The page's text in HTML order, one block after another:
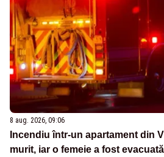
8 aug. 2026, 09:06
Incendiu într-un apartament din
murit, iar o femeie a fost